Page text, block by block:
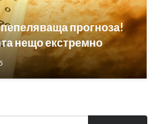
прогноза!
нещо екстремно